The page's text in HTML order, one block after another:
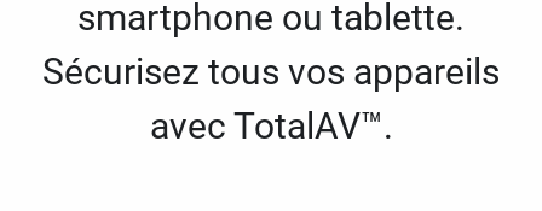
smartphone ou tablette.
Sécurisez tous vos appareils
avec TotalAV™.